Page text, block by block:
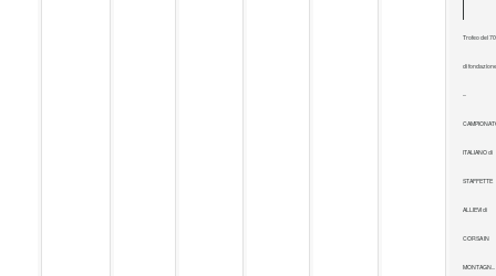
Trofeo del
di fondazione
–
ITALIANO di
STAFFETTE
ALLIEVI di
CORSA IN
MONTAGN...